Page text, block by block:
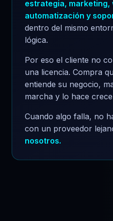
estrategia, marketing,
automatización y
dentro del mismo
lógica.
Por eso el cliente no
una licencia. Compra
entiende su negocio,
marcha y lo hace
Cuando algo falla, no
con un proveedor
nosotros.